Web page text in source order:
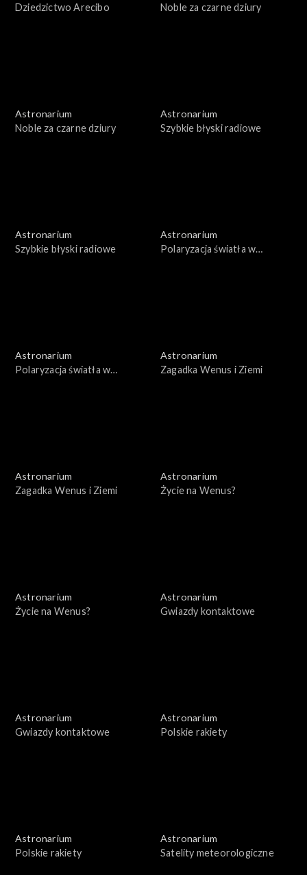
Dziedzictwo Arecibo
Noble za czarne dziury
Astronarium
Noble za czarne dziury
Astronarium
Szybkie błyski radiowe
Astronarium
Szybkie błyski radiowe
Astronarium
Polaryzacja światła w
Astronarium
Polaryzacja światła w
Astronarium
Zagadka Wenus i Ziemi
Astronarium
Zagadka Wenus i Ziemi
Astronarium
Życie na Wenus?
Astronarium
Życie na Wenus?
Astronarium
Gwiazdy kontaktowe
Astronarium
Gwiazdy kontaktowe
Astronarium
Polskie rakiety
Astronarium
Polskie rakiety
Astronarium
Satelity meteorologiczne